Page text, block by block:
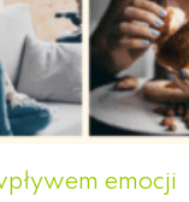
emocji